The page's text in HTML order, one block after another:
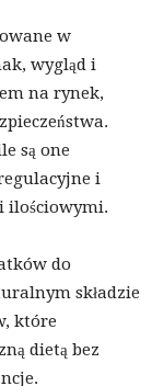
w
wygląd i
na rynek,
są one
i
ilościowymi.
do
składzie
które
dietą bez